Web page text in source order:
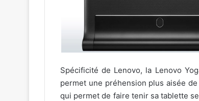
Spécificité de Lenovo, la Lenovo
permet une préhension plus aisée
qui permet de faire tenir sa tablette